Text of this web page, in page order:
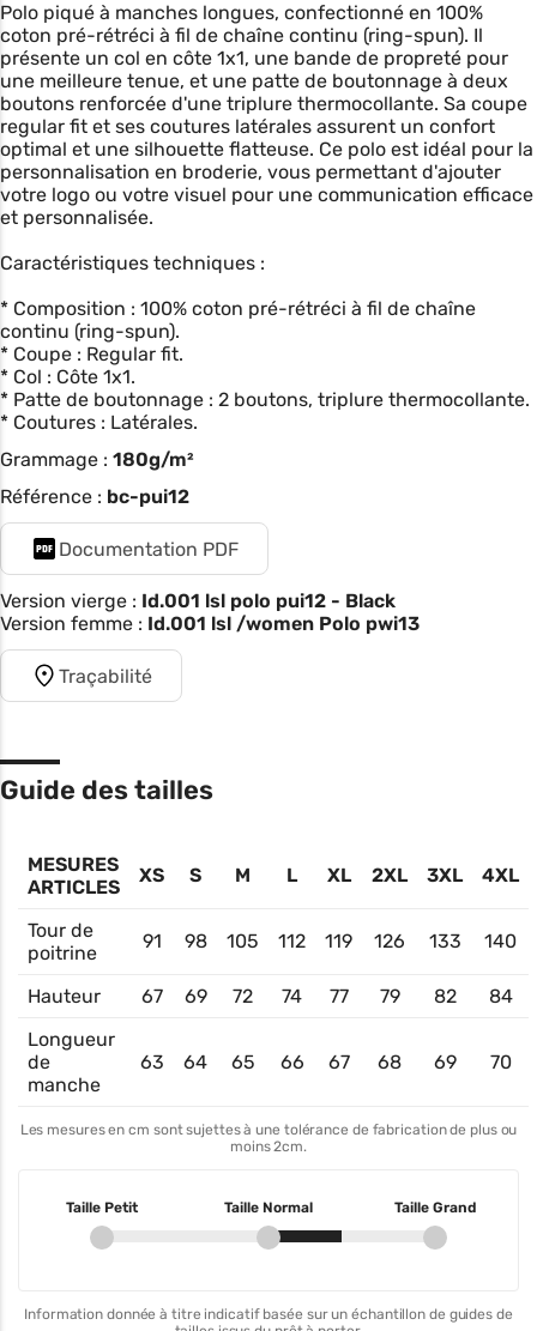
Polo piqué à manches longues, confectionné en 100%
coton pré-rétréci à fil de chaîne continu (ring-spun). Il
présente un col en côte 1x1, une bande de propreté pour
une meilleure tenue, et une patte de boutonnage à deux
boutons renforcée d'une triplure thermocollante. Sa coupe
regular fit et ses coutures latérales assurent un confort
optimal et une silhouette flatteuse. Ce polo est idéal pour la
personnalisation en broderie, vous permettant d'ajouter
votre logo ou votre visuel pour une communication efficace
et personnalisée.
Caractéristiques techniques :
* Composition : 100% coton pré-rétréci à fil de chaîne
continu (ring-spun).
* Coupe : Regular fit.
* Col : Côte 1x1.
* Patte de boutonnage : 2 boutons, triplure thermocollante.
* Coutures : Latérales.
Grammage : 180g/m²
Référence : bc-pui12
Documentation PDF
Version vierge : Id.001 lsl polo pui12 - Black
Version femme : Id.001 lsl /women Polo pwi13
Traçabilité
Guide des tailles
MESURES
ARTICLES
XS S M L XL 2XL 3XL 4XL
Tour de
poitrine
91 98 105 112 119 126 133 140
Hauteur 67 69 72 74 77 79 82
84
Longueur
de
manche
63 64 65 66 67 68 69 70
Les mesures en cm sont sujettes à une tolérance de fabrication de plus ou
moins 2cm.
Taille Petit Taille Normal Taille Grand
Information donnée à titre indicatif basée sur un échantillon de guides de